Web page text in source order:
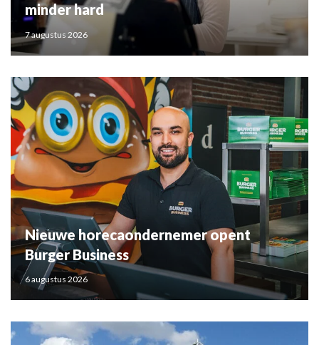
minder hard
7 augustus 2026
Nieuwe horecaondernemer opent
Burger Business
6 augustus 2026